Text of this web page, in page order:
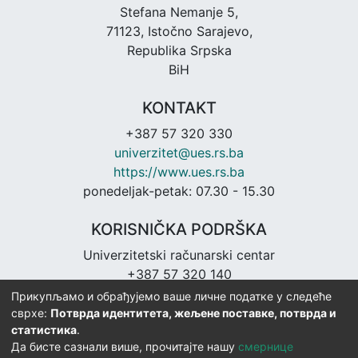
Stefana Nemanje 5,
71123, Istočno Sarajevo,
Republika Srpska
BiH
KONTAKT
+387 57 320 330
univerzitet@ues.rs.ba
https://www.ues.rs.ba
ponedeljak-petak: 07.30 - 15.30
KORISNIČKA PODRŠKA
Univerzitetski računarski centar
+387 57 320 140
urc@ues.rs.ba
https://urc.ues.rs.ba
Прикупљамо и обрађујемо ваше личне податке у следеће
сврхе: Потврда идентитета, жељене поставке, потврда и
статистика.
Да бисте сазнали више, прочитајте нашу смернице